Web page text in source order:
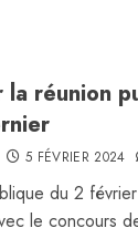
la réunion
5 FÉVRIER 2024
du 2
le concours